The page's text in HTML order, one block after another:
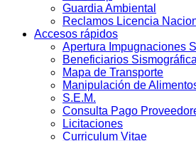
Guardia Ambiental
Reclamos Licencia
Accesos rápidos
Apertura Impugnaciones
Beneficiarios Sismográfica
Mapa de Transporte
Manipulación de
S.E.M.
Consulta Pago
Licitaciones
Curriculum Vitae